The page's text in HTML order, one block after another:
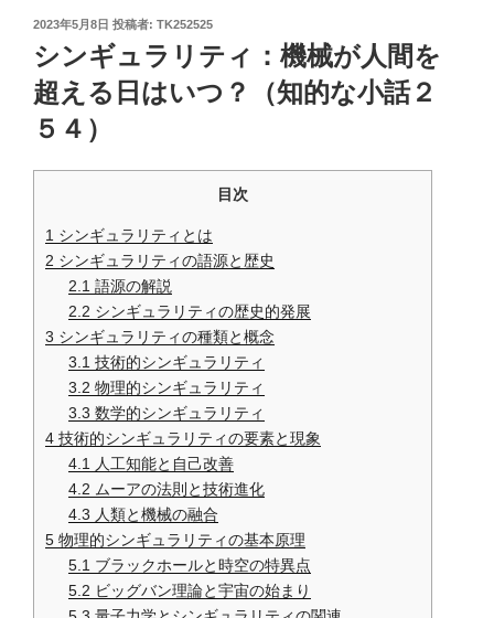
投
稿
日:
2023年5月8日 投稿者: TK252525
シンギュラリティ：機械が人間を
超える日はいつ？（知的な小話２
５４）
目次
1 シンギュラリティとは
2 シンギュラリティの語源と歴史
2.1 語源の解説
2.2 シンギュラリティの歴史的発展
3 シンギュラリティの種類と概念
3.1 技術的シンギュラリティ
3.2 物理的シンギュラリティ
3.3 数学的シンギュラリティ
4 技術的シンギュラリティの要素と現象
4.1
人工知能と自己改善
4.2 ムーアの法則と技術進化
4.3 人類と機械の融合
5 物理的シンギュラリティの基本原理
5.1 ブラックホールと時空の特異点
5.2 ビッグバン理論と宇宙の始まり